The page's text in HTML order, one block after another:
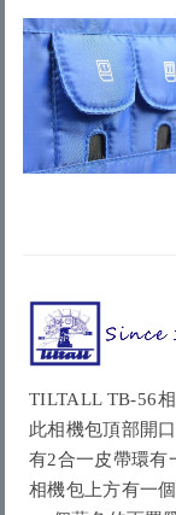
TILTALL TB-56
此相機包頂部開
有
相機包上方有一